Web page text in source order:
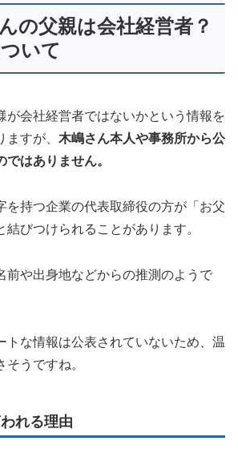
の父親は会社経営者？
いて
が会社経営者ではないかという情報を
ますが、 木嶋さん本人や事務所から公
はありません。
を持つ企業の代表取締役の方が「お父
びつけられることがあります。
前や出身地などからの推測のようで
トな情報は公表されていないため、温
うですね。
れる理由